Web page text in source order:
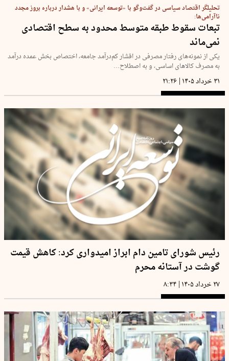
تحلیلگر اقتصاد سیاسی در گفت‌وگو با «توسعه ایرانی» و با هشدار درباره بروز مجدد
ناآرامی‌ها:
تبعات سقوط طبقه متوسط محدود به سطح اقتصادی
نمی‌ماند
یکی از نمونه‌های رفتار مصرفی در اقشار کم‌درآمد جامعه، اختصاص بخش عمده درآمد
به مصرف کالاهای اساسی، و به اصطلاح…
۳۱ خرداد ۱۴۰۵ | ۲۱:۲۶
رئیس شورای تامین دام ابراز امیدواری کرد: کاهش قیمت
گوشت در آستانه محرم
۲۷ خرداد ۱۴۰۵ | ۸:۳۴